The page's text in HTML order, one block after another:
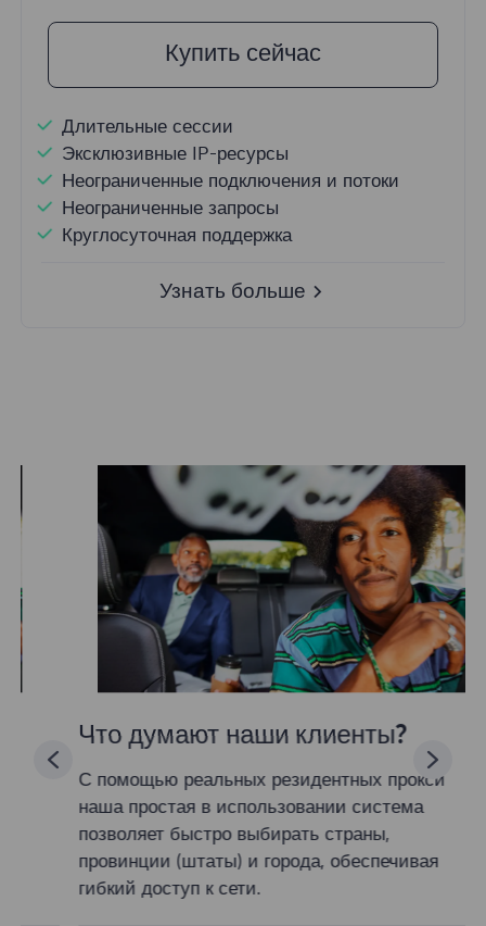
Купить сейчас
Длительные сессии
Эксклюзивные IP-ресурсы
Неограниченные подключения и потоки
Неограниченные запросы
Круглосуточная поддержка
Узнать больше
Что думают наши клиенты?
С помощью реальных резидентных прокси
наша простая в использовании система
позволяет быстро выбирать страны,
провинции (штаты) и города, обеспечивая
гибкий доступ к сети.